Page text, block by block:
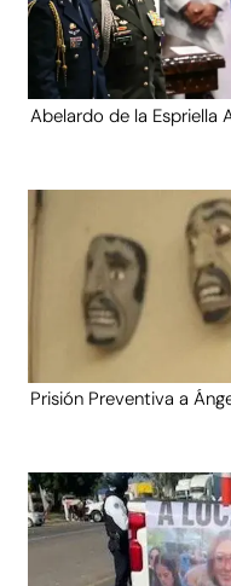
Abelardo de la Espriella
Prisión Preventiva a